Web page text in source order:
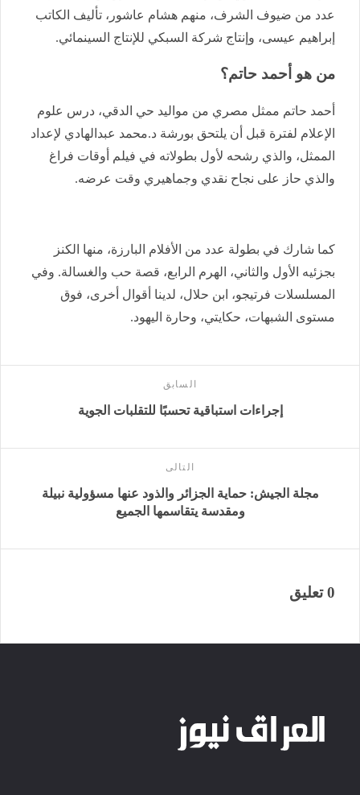
عدد من ضيوف الشرف، منهم هشام عاشور، تأليف الكاتب
إبراهيم عيسى، وإنتاج شركة السبكي للإنتاج السينمائي.
من هو أحمد حاتم؟
أحمد حاتم ممثل مصري من مواليد حي الدقي، درس علوم
الإعلام لفترة قبل أن يلتحق بورشة د.محمد عبدالهادي لإعداد
الممثل، والذي رشحه لأول بطولاته في فيلم أوقات فراغ
والذي حاز على نجاح نقدي وجماهيري وقت عرضه.
كما شارك في بطولة عدد من الأفلام البارزة، منها الكنز
بجزئيه الأول والثاني، الهرم الرابع، قصة حب والغسالة. وفي
المسلسلات فرتيجو، ابن حلال، لدينا أقوال أخرى، فوق
مستوى الشبهات، حكايتي، وحارة اليهود.
السابق
إجراءات استباقية تحسبًا للتقلبات الجوية
التالى
مجلة الجيش: حماية الجزائر والذود عنها مسؤولية نبيلة
ومقدسة يتقاسمها الجميع
0 تعليق